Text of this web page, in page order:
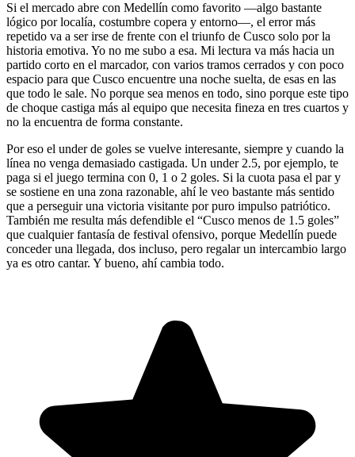
Si el mercado abre con Medellín como favorito —algo bastante
lógico por localía, costumbre copera y entorno—, el error más
repetido va a ser irse de frente con el triunfo de Cusco solo por la
historia emotiva. Yo no me subo a esa. Mi lectura va más hacia un
partido corto en el marcador, con varios tramos cerrados y con poco
espacio para que Cusco encuentre una noche suelta, de esas en las
que todo le sale. No porque sea menos en todo, sino porque este tipo
de choque castiga más al equipo que necesita fineza en tres cuartos y
no la encuentra de forma constante.
Por eso el under de goles se vuelve interesante, siempre y cuando la
línea no venga demasiado castigada. Un under 2.5, por ejemplo, te
paga si el juego termina con 0, 1 o 2 goles. Si la cuota pasa el par y
se sostiene en una zona razonable, ahí le veo bastante más sentido
que a perseguir una victoria visitante por puro impulso patriótico.
También me resulta más defendible el “Cusco menos de 1.5 goles”
que cualquier fantasía de festival ofensivo, porque Medellín puede
conceder una llegada, dos incluso, pero regalar un intercambio largo
ya es otro cantar. Y bueno, ahí cambia todo.